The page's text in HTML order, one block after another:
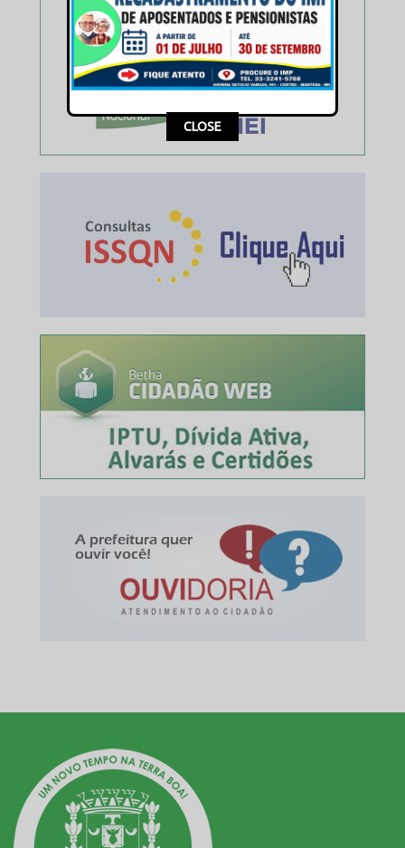
This popup will close in:
CLOSE